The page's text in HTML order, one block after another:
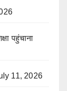
पहुंचाना
11, 2026